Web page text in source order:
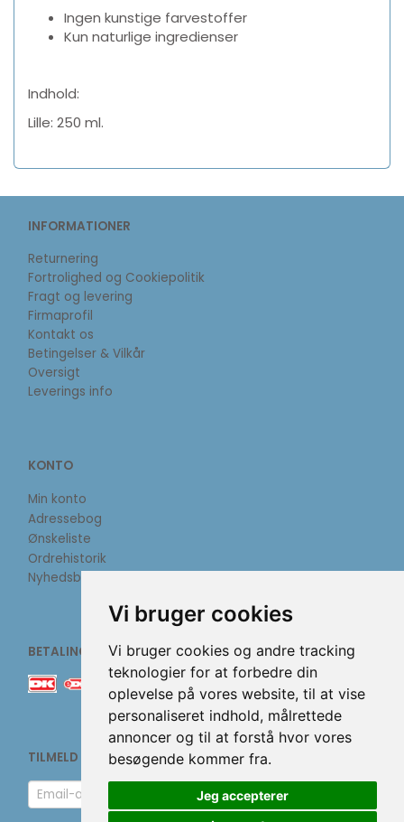
Vi bruger cookies
Vi bruger cookies og andre tracking
teknologier for at forbedre din
oplevelse på vores website, til at vise
personaliseret indhold, målrettede
annoncer og til at forstå hvor vores
besøgende kommer fra.
Jeg accepterer
Ingen kunstige farvestoffer
Kun naturlige ingredienser
Indhold:
Lille: 250 ml.
INFORMATIONER
Returnering
Fortrolighed og Cookiepolitik
Fragt og levering
Firmaprofil
Kontakt os
Betingelser & Vilkår
Oversigt
Leverings info
KONTO
Min konto
Adressebog
Ønskeliste
Ordrehistorik
Nyhedsbrev
BETALINGSMETODER
TILMELD NYHEDSBREV
Email-
adresse